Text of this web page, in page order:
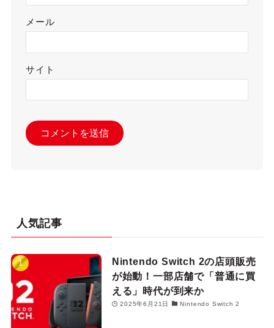
メール
サイト
人気記事
Nintendo Switch 2の店頭販売
が始動！一部店舗で「普通に買
える」時代が到来か
2025年6月21日 Nintendo Switch 2